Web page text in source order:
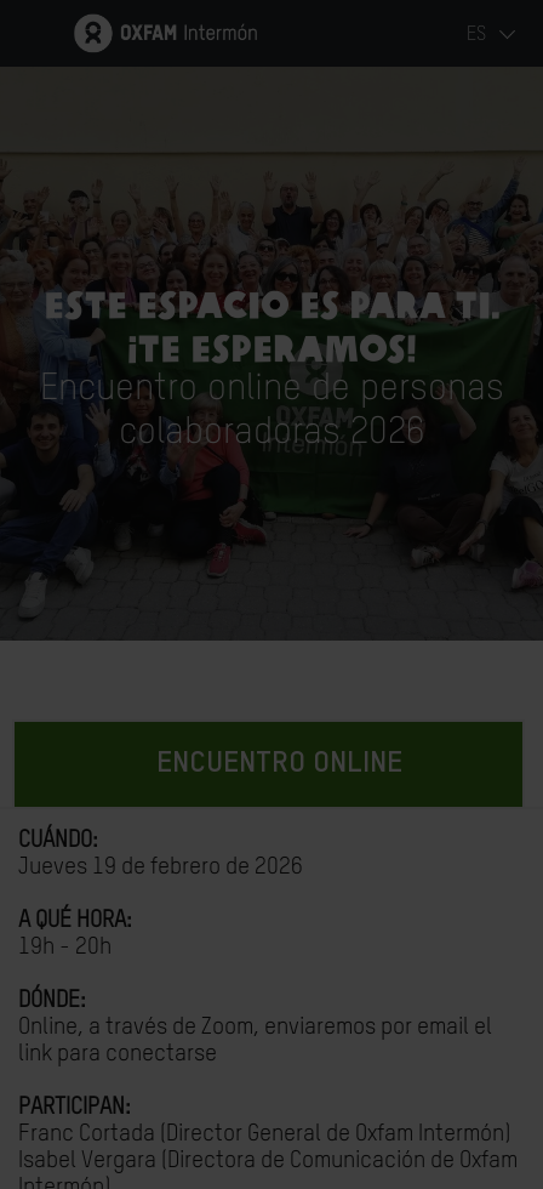
ES
Este espacio es para ti.
¡Te esperamos!
Encuentro online de personas
colaboradoras 2026
ENCUENTRO ONLINE
CUÁNDO:
Jueves 19 de febrero de 2026
A QUÉ HORA:
19h - 20h
DÓNDE:
Online, a través de Zoom, enviaremos por email el
link para conectarse
PARTICIPAN:
Franc Cortada (Director General de Oxfam Intermón)
Isabel Vergara (Directora de Comunicación de Oxfam